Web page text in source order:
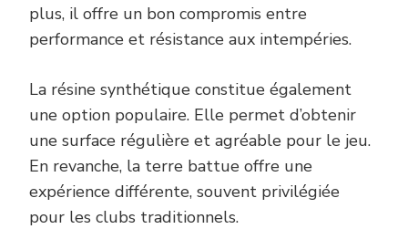
plus, il offre un bon compromis entre
performance et résistance aux intempéries.
La résine synthétique constitue également
une option populaire. Elle permet d’obtenir
une surface régulière et agréable pour le jeu.
En revanche, la terre battue offre une
expérience différente, souvent privilégiée
pour les clubs traditionnels.